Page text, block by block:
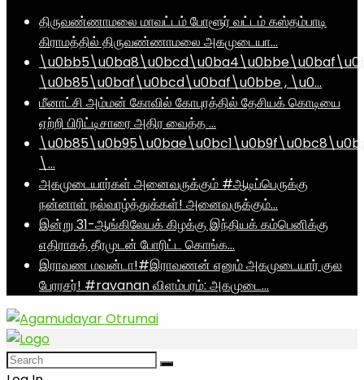
திருவண்ணாமலை மாவட்டம் போளூர் வட்டம் கஸ்தம்பாடி
கிராமத்தில் திருவண்ணாமலை அகமுடையா…
\u0b85\u0baf\u0bcd\u0baf\u0bbe , \u0…
மீனாட்சி அம்மன் கோவில் கோபுரத்தில் தேசியக் கொடியை
ஏற்றி பிரிட்டிசாரை அதிர வைத்த …
\…
அகமுடையார்கள் அனைவருக்கும் #ஆடிப்பெருக்கு
நன்னாள் நல்வாழ்த்துக்கள்! அனைவருக்கும்…
இன்று 31-ஆங்கிலேயக் கிழக்கு இந்தியக் கம்பெனிக்கு
எதிராகத் தீரமுடன் போரிட்ட கொங்க…
இராவண மவன்டா!#இராவணன் எனும் அகமுடையார் குல
பேரரசர்! #ravanan விளம்பரம்: அகமுடை…